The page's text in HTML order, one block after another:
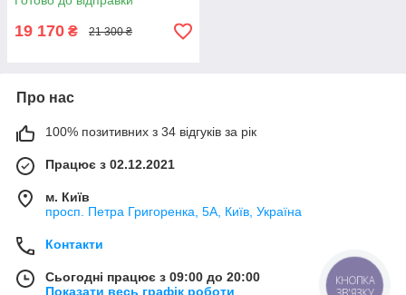
19 170 ₴ 21 300 ₴
Про нас
100% позитивних з 34 відгуків за рік
Працює з 02.12.2021
м. Київ
просп. Петра Григоренка, 5А, Київ, Україна
Контакти
Сьогодні працює з 09:00 до 20:00
Показати весь графік роботи
КНОПКА